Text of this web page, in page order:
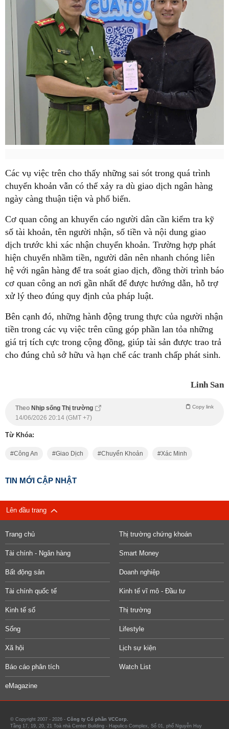
Các vụ việc trên cho thấy những sai sót trong quá trình
chuyển khoản vẫn có thể xảy ra dù giao dịch ngân hàng
ngày càng thuận tiện và phổ biến.
Cơ quan công an khuyến cáo người dân cần kiểm tra kỹ
số tài khoản, tên người nhận, số tiền và nội dung giao
dịch trước khi xác nhận chuyển khoản. Trường hợp phát
hiện chuyển nhầm tiền, người dân nên nhanh chóng liên
hệ với ngân hàng để tra soát giao dịch, đồng thời trình báo
cơ quan công an nơi gần nhất để được hướng dẫn, hỗ trợ
xử lý theo đúng quy định của pháp luật.
Bên cạnh đó, những hành động trung thực của người nhận
tiền trong các vụ việc trên cũng góp phần lan tỏa những
giá trị tích cực trong cộng đồng, giúp tài sản được trao trả
cho đúng chủ sở hữu và hạn chế các tranh chấp phát sinh.
Linh San
Theo Nhịp sống Thị trường Copy link
14/06/2026 20:14 (GMT +7)
Từ Khóa:
Công An Giao Dịch Chuyển Khoản Xác Minh
TIN MỚI CẬP NHẬT
Lên đầu trang
Trang chủ Thị trường chứng khoán
Tài chính - Ngân hàng Smart Money
Bất động sản Doanh nghiệp
Tài chính quốc tế Kinh tế vĩ mô - Đầu tư
Kinh tế số Thị trường
Sống Lifestyle
Xã hội Lịch sự kiện
Báo cáo phân tích Watch List
eMagazine
© Copyright 2007 - 2026 - Công ty Cổ phần VCCorp.
Tầng 17, 19, 20, 21 Toà nhà Center Building - Hapulico Complex, Số 01, phố Nguyễn Huy